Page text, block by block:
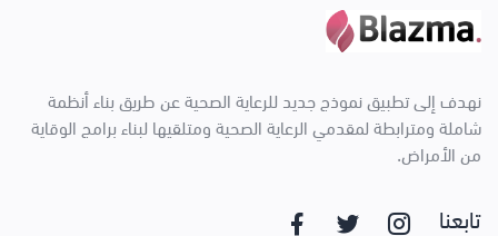
نهدف إلى تطبيق نموذج جديد للرعاية الصحية عن طريق بناء أنظمة
شاملة ومترابطة لمقدمي الرعاية الصحية ومتلقيها لبناء برامج الوقاية
من الأمراض.
تابعنا